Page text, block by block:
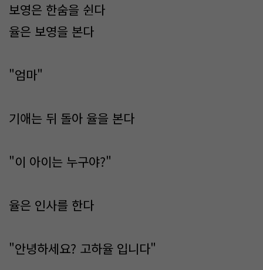
보영은 한숨을 쉰다
율은 보영을 본다
"엄마"
기애는 뒤 돌아 율을 본다
"이 아이는 누구야?"
율은 인사를 한다
"안녕하세요? 고하율 입니다"